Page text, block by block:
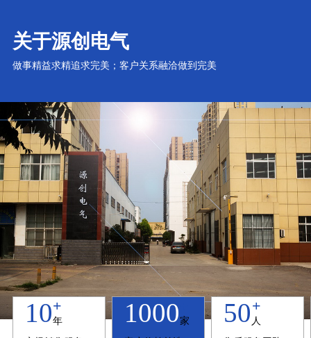
关于源创电气
做事精益求精追求完美；客户关系融洽做到完美
10+
年 1000家 50+
人